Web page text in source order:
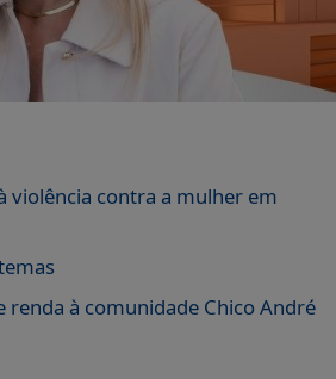
violência contra a mulher em
à comunidade Chico André